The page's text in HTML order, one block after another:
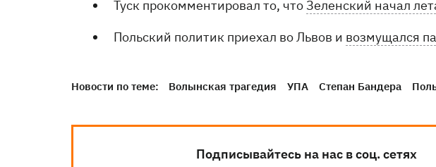
Туск прокомментировал то, что Зеленский начал
Польский политик приехал во Львов и возмущался
Новости по теме: Волынская трагедия УПА Степан Бандера
Подписывайтесь на нас в соц. сетях